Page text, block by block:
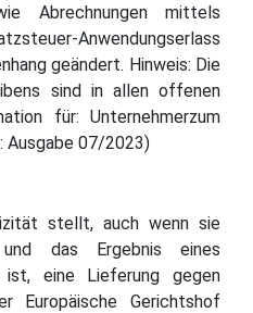
Abrechnungen mittels
Anwendungserlass
geändert. Hinweis: Die
sind in allen offenen
für: Unternehmerzum
Ausgabe 07/2023)
stellt, auch wenn sie
das Ergebnis eines
ist, eine Lieferung gegen
Europäische Gerichtshof